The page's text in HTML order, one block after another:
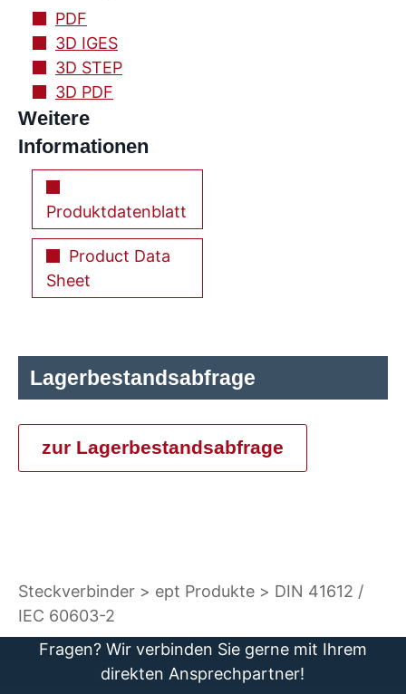
PDF
3D IGES
3D STEP
3D PDF
Weitere
Informationen
Produktdatenblatt
Product Data
Sheet
Lagerbestandsabfrage
zur Lagerbestandsabfrage
Steckverbinder ept Produkte
DIN 41612 /
IEC 60603-2
Fragen? Wir verbinden Sie gerne mit Ihrem
direkten Ansprechpartner!